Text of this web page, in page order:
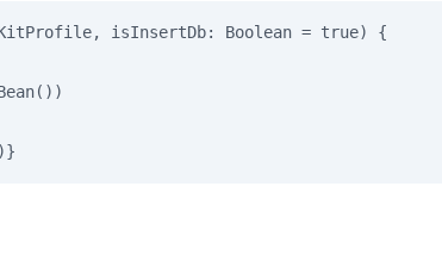
isInsertDb: Boolean = true) {